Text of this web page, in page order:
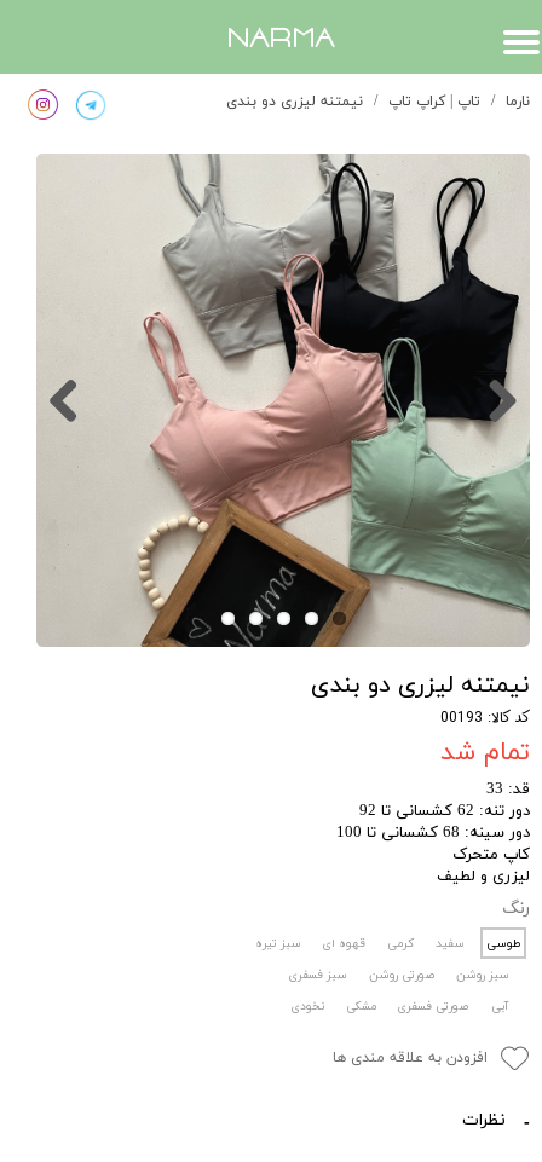
​narma
نارما تاپ | کراپ تاپ نیمتنه لیزری دو بندی
نیمتنه لیزری دو بندی
کد کالا: 00193
تمام شد
قد: 33
دور تنه: 62 کشسانی تا 92
دور سینه: 68 کشسانی تا 100
کاپ متحرک
لیزری و لطیف
رنگ
طوسی سفید کرمی قهوه ای
سبز تیره
سبز روشن
صورتی روشن
سبز فسفری
آبی
صورتی فسفری مشکی نخودی
افزودن به علاقه مندی ها
نظرات